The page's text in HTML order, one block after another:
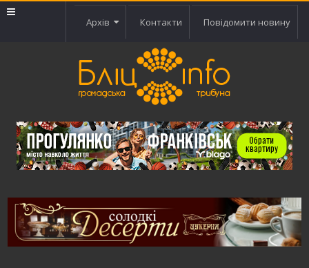
Архів Контакти Повідомити новину